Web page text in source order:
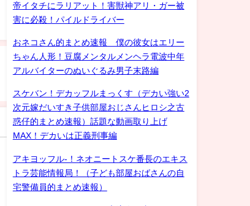
帝イタチにラリアット！害獣神アリ・ガー被
害に必殺！パイルドライバー
おネコさん的まとめ速報 僕の彼女はエリー
ちゃん人形！豆腐メンタルメンヘラ電波中年
アルバイターのぬいぐるみ男子末路編
スケバン！デカッフルまっくす（デカい強い2
次元嫁だいすき子供部屋おじさんヒロシ之古
惑仔的まとめ速報）話題な動画取り上げ
MAX！デカいは正義刑事編
アキヨッフル-！ネオニートスケ番長のエキス
トラ芸能情報局！（子ども部屋おばさんの自
宅警備員的まとめ速報）